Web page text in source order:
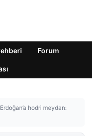
Forum
hodri meydan: